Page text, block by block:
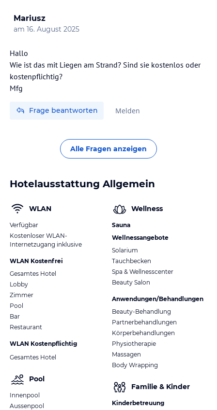
Mariusz
am 16. August 2025
Hallo
Wie ist das mit Liegen am Strand? Sind sie kostenlos oder
kostenpflichtig?
Mfg
Frage beantworten Melden
Alle Fragen anzeigen
Hotelausstattung Allgemein
WLAN
Verfügbar
Kostenloser WLAN-
Internetzugang inklusive
WLAN Kostenfrei
Gesamtes Hotel
Lobby
Zimmer
Pool
Bar
Restaurant
WLAN Kostenpflichtig
Gesamtes Hotel
Pool
Innenpool
Aussenpool
Wellness
Sauna
Wellnessangebote
Solarium
Tauchbecken
Spa & Wellnesscenter
Beauty Salon
Anwendungen/Behandlungen
Beauty-Behandlung
Partnerbehandlungen
Körperbehandlungen
Physiotherapie
Massagen
Body Wrapping
Familie & Kinder
Kinderbetreuung